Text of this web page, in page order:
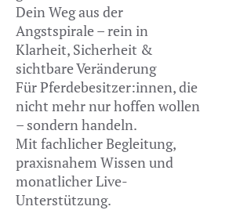
Dein Weg aus der
Angstspirale – rein in
Klarheit, Sicherheit &
sichtbare Veränderung
Für Pferdebesitzer:innen, die
nicht mehr nur hoffen wollen
– sondern handeln.
Mit fachlicher Begleitung,
praxisnahem Wissen und
monatlicher Live-
Unterstützung.